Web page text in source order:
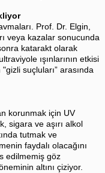
Prof. Dr. Elgin,
veya kazalar sonucunda
katarakt olarak
ışınlarının etkisi
suçluları” arasında
korunmak için UV
sigara ve aşırı alkol
tutmak ve
faydalı olacağını
edilmemiş göz
altını çiziyor.